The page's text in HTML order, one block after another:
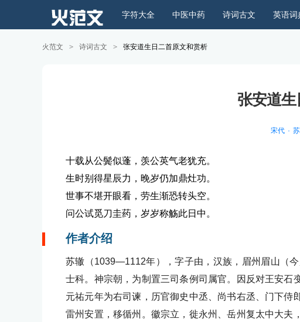
英语词
诗词古文
中医中药
字符大全
火范文 > 诗词古文 > 张安道生日二首原文和赏析
张安道生
宋代
十载从公鬓似蓬，羡公英气老犹充。
生时别得星辰力，晚岁仍加鼎灶功。
世事不堪开眼看，劳生渐恐转头空。
问公试觅刀圭药，岁岁称觞此日中。
作者介绍
苏辙（1039—1112年），字子由，汉族，眉州眉山（
士科。神宗朝，为制置三司条例司属官。因反对王安石
元祐元年为右司谏，历官御史中丞、尚书右丞、门下
雷州安置，移循州。徽宗立，徙永州、岳州复太中大夫